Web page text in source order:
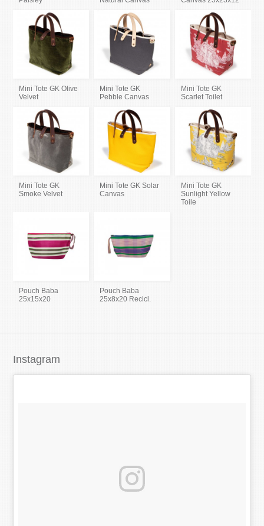
Mini Tote GK Olive
Velvet
Mini Tote GK
Pebble Canvas
Mini Tote GK
Scarlet Toilet
Mini Tote GK
Smoke Velvet
Mini Tote GK Solar
Canvas
Mini Tote GK
Sunlight Yellow
Toile
Pouch Baba
25x15x20
Pouch Baba
25x8x20 Recicl.
Instagram